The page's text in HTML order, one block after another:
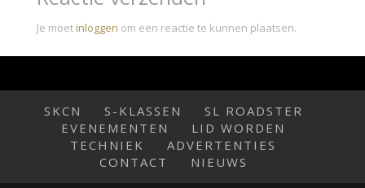
Je moetinloggen om een reactie te kunnen plaatsen.
SKCN S-KLASSEN
SL ROADSTER
EVENEMENTEN
LID WORDEN
TECHNIEK
ADVERTENTIES
CONTACT
NIEUWS